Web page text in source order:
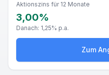
Aktionszins für 12 Monate
3,00%
Danach: 1,25% p.a.
Zum